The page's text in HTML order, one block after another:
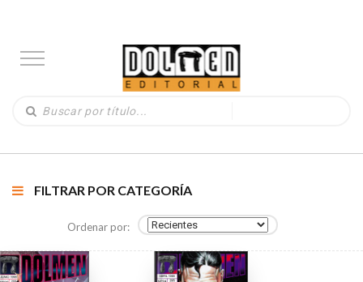
FILTRAR POR CATEGORÍA
Ordenar por: